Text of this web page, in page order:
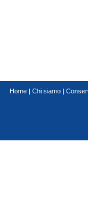
Home | Chi siamo |